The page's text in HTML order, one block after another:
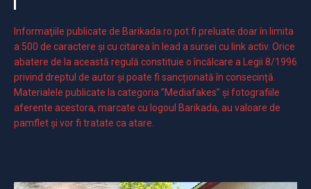
Informaţiile publicate de Barikada.ro pot fi preluate doar în limita
a 500 de caractere şi cu citarea în lead a sursei cu link activ. Orice
abatere de la această regulă constituie o încălcare a Legii 8/1996
privind dreptul de autor și poate fi sancționată în consecință.
Materialele publicate la categoria ”Mediafakes” și fotografiile
aferente acestora, marcate cu logoul Barikada, au valoare de
pamflet și vor fi tratate ca atare.